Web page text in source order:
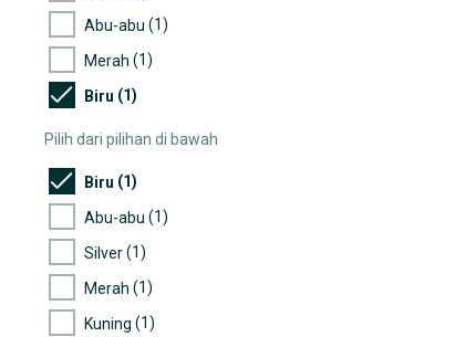
Abu-abu (1)
Merah (1)
Biru (1)
Pilih dari pilihan di bawah
Biru (1)
Abu-abu (1)
Silver(1)
Merah (1)
Kuning (1)